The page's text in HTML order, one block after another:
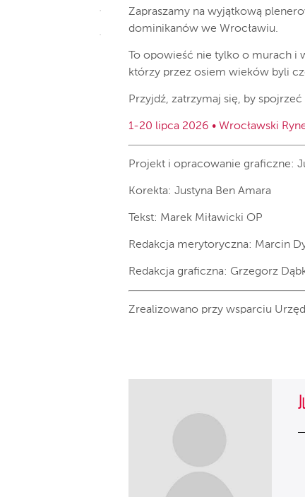
Zapraszamy na wyjątkową
dominikanów we Wrocławiu.
To opowieść nie tylko o murach i
którzy przez osiem wieków byli
Przyjdź, zatrzymaj się, by
1-20 lipca 2026 • Wrocławski
Projekt i opracowanie graficzne:
Korekta: Justyna Ben Amara
Tekst: Marek Miławicki OP
Redakcja merytoryczna: Marcin
Redakcja graficzna: Grzegorz
Zrealizowano przy wsparciu